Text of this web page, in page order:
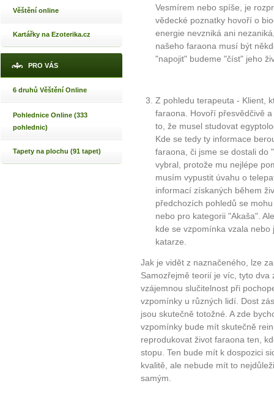
Věštění online
Kartářky na Ezoterika.cz
PRO VÁS
6 druhů Věštění Online
Pohlednice Online (333
pohlednic)
Tapety na plochu (91 tapet)
Vesmírem nebo spíše, je
vědecké poznatky hovoří o
energie nevzniká ani
našeho faraona musí být
"napojit" budeme "číst" jeho
Z pohledu terapeuta - Klient,
faraona. Hovoří přesvědčivě
to, že musel studovat
Kde se tedy ty informace
faraona, či jsme se dostali do
vybral, protože mu nejlépe
musím vypustit úvahu o
informací získaných během
předchozích pohledů se
nebo pro kategorii "Akaša".
kde se vzpomínka vzala
katarze.
Jak je vidět z naznačeného, lze
Samozřejmě teorií je víc, tyto
vzájemnou slučitelnost při
vzpomínky u různých lidí. Dost
jsou skutečně totožné. A zde
vzpomínky bude mít skutečně
reprodukovat život faraona ten,
stopu. Ten bude mít k dospozici
kvalitě, ale nebude mít to
samým.